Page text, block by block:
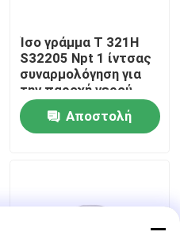
ανοξείδωτου
Ίσο γράμμα Τ 321H
S32205 Npt 1 ίντσας
συναρμολόγηση για
την παροχή νερού
Αποστολή